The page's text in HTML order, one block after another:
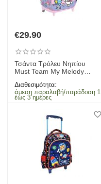
€29.90
Τσάντα Τρόλευ Νηπίου
Must Team My Melody
Διαθεσιμότητα:
άμεση παραλαβή/παράδοση 1
έως 3 ημέρες